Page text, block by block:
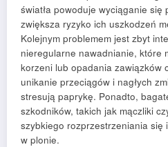
światła powoduje wyciąganie się
zwiększa ryzyko ich uszkodzeń
Kolejnym problemem jest zbyt
nieregularne nawadnianie, które
korzeni lub opadania zawiązków
unikanie przeciągów i nagłych
stresują paprykę. Ponadto,
szkodników, takich jak mączliki
szybkiego rozprzestrzeniania się
w plonie.